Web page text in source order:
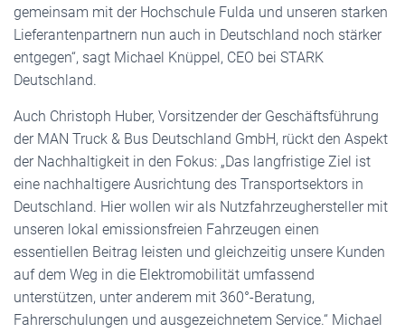
gemeinsam mit der Hochschule Fulda und unseren starken
Lieferantenpartnern nun auch in Deutschland noch stärker
entgegen“, sagt Michael Knüppel, CEO bei STARK
Deutschland.
Auch Christoph Huber, Vorsitzender der Geschäftsführung
der MAN Truck & Bus Deutschland GmbH, rückt den Aspekt
der Nachhaltigkeit in den Fokus: „Das langfristige Ziel ist
eine nachhaltigere Ausrichtung des Transportsektors in
Deutschland. Hier wollen wir als Nutzfahrzeughersteller mit
unseren lokal emissionsfreien Fahrzeugen einen
essentiellen Beitrag leisten und gleichzeitig unsere Kunden
auf dem Weg in die Elektromobilität umfassend
unterstützen, unter anderem mit 360°-Beratung,
Fahrerschulungen und ausgezeichnetem Service.“ Michael